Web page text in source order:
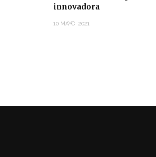
innovadora
10 MAYO, 2021